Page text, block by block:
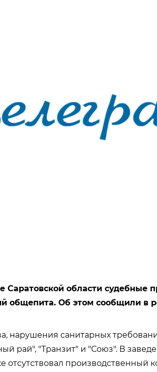
Саратовской области судебные
общепита. Об этом сообщили в
нарушения санитарных
рай", "Транзит" и "Союз". В
отсутствовал производственный